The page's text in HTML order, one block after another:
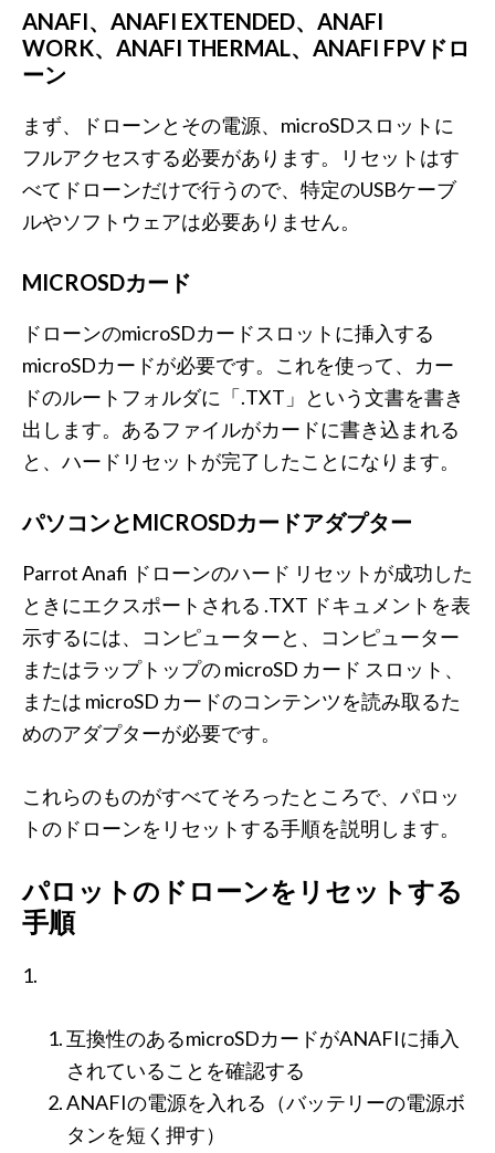
ANAFI、ANAFI EXTENDED、ANAFI
WORK、ANAFI THERMAL、ANAFI FPVドロ
ーン
まず、ドローンとその電源、microSDスロットに
フルアクセスする必要があります。リセットはす
べてドローンだけで行うので、特定のUSBケーブ
ルやソフトウェアは必要ありません。
MICROSDカード
ドローンのmicroSDカードスロットに挿入する
microSDカードが必要です。これを使って、カー
ドのルートフォルダに「.TXT」という文書を書き
出します。あるファイルがカードに書き込まれる
と、ハードリセットが完了したことになります。
パソコンとMICROSDカードアダプター
Parrot Anafi ドローンのハード リセットが成功した
ときにエクスポートされる .TXT ドキュメントを表
示するには、コンピューターと、コンピューター
またはラップトップの microSD カード スロット、
または microSD カードのコンテンツを読み取るた
めのアダプターが必要です。
これらのものがすべてそろったところで、パロッ
トのドローンをリセットする手順を説明します。
パロットのドローンをリセットする
手順
1.
互換性のあるmicroSDカードがANAFIに挿入
されていることを確認する
ANAFIの電源を入れる（バッテリーの電源ボ
タンを短く押す）